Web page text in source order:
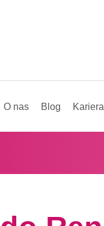
O nas Blog Kariera